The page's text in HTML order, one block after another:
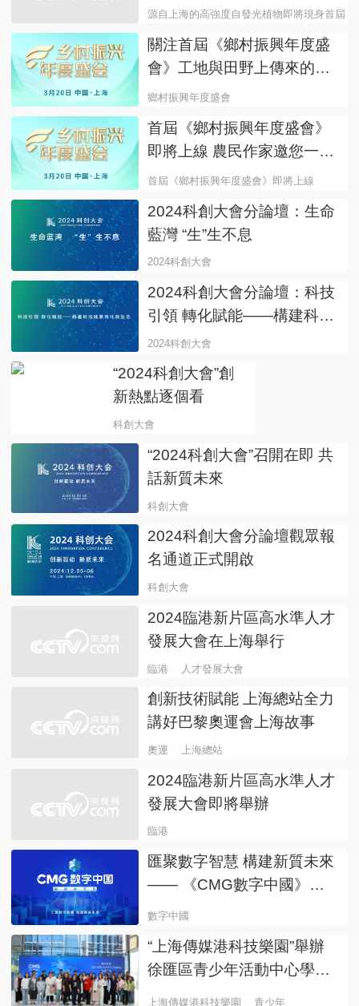
年度盛會》
源自上海的高強度自發光植物即將現身首屆
關注首屆《鄉村振興年度盛
會》工地與田野上傳來的古
箏聲
鄉村振興年度盛會
首屆《鄉村振興年度盛會》
即將上線 農民作家邀您一起
見證
首屆《鄉村振興年度盛會》即將上線
2024科創大會分論壇：生命
藍灣 “生”生不息
2024科創大會
2024科創大會分論壇：科技
引領 轉化賦能——構建科技
成果轉化新生態
2024科創大會
“2024科創大會”創
新熱點逐個看
科創大會
“2024科創大會”召開在即 共
話新質未來
科創大會
2024科創大會分論壇觀眾報
名通道正式開啟
科創大會
2024臨港新片區高水準人才
發展大會在上海舉行
臨港 人才發展大會
創新技術賦能 上海總站全力
講好巴黎奧運會上海故事
奧運 上海總站
2024臨港新片區高水準人才
發展大會即將舉辦
臨港
匯聚數字智慧 構建新質未來
—— 《CMG數字中國》融
媒體節目正式上線
數字中國
“上海傳媒港科技樂園”舉辦
徐匯區青少年活動中心學習
上海傳媒港科技樂園 青少年